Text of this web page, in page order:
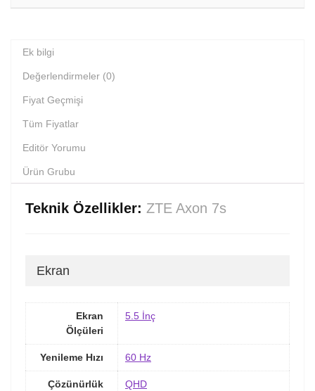
Ek bilgi
Değerlendirmeler (0)
Fiyat Geçmişi
Tüm Fiyatlar
Editör Yorumu
Ürün Grubu
Teknik Özellikler: ZTE Axon 7s
Ekran
Ekran
Ölçüleri
5.5 İnç
Yenileme Hızı 60 Hz
Çözünürlük
QHD